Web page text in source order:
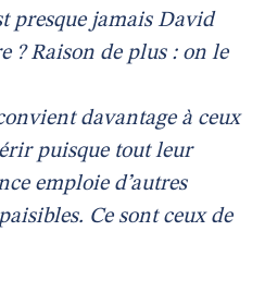
presque jamais David
? Raison de plus : on le
davantage à ceux
puisque tout leur
emploie d’autres
Ce sont ceux de